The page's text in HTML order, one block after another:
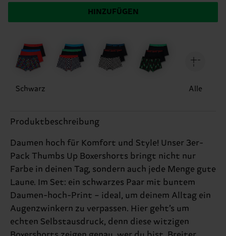
HINZUFÜGEN
Schwarz Alle
Produktbeschreibung
Daumen hoch für Komfort und Style! Unser 3er-
Pack Thumbs Up Boxershorts bringt nicht nur
Farbe in deinen Tag, sondern auch jede Menge gute
Laune. Im Set: ein schwarzes Paar mit buntem
Daumen-hoch-Print – ideal, um deinem Alltag ein
Augenzwinkern zu verpassen. Hier geht’s um
echten Selbstausdruck, denn diese witzigen